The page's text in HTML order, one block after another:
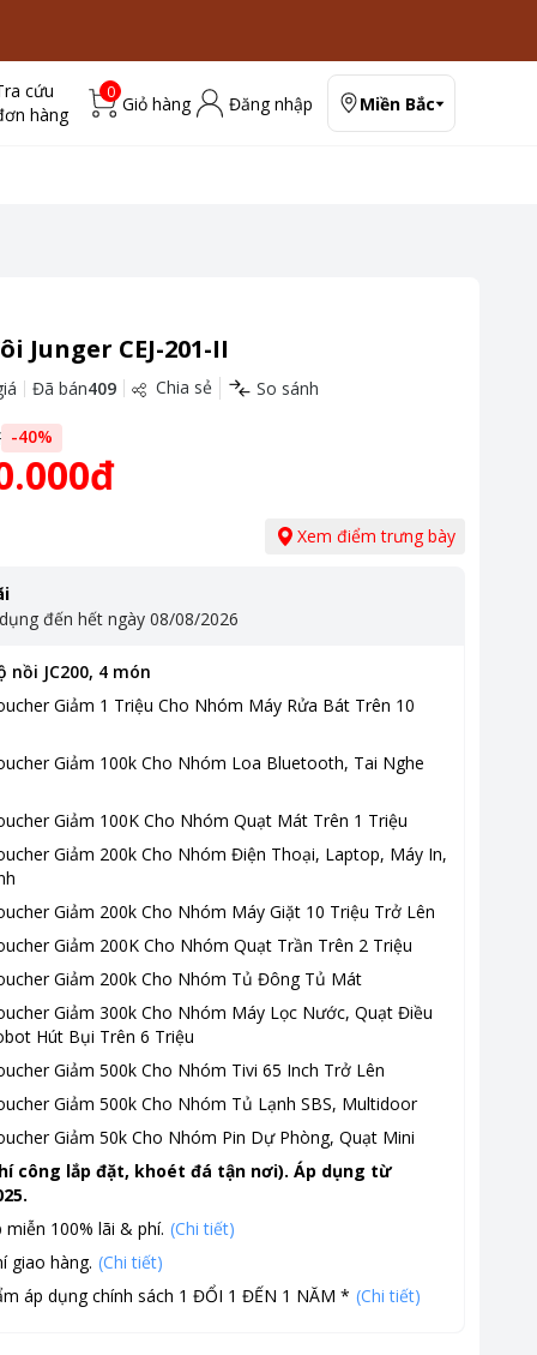
cứu
hàng
0
Giỏ hàng Đăng nhập Miền Bắc
Junger CEJ-201-II
Đã bán409 Chia sẻ So sánh
-40%
Xem điểm trưng bày
đến hết ngày 08/08/2026
nồi JC200, 4 món
Giảm 1 Triệu Cho Nhóm Máy Rửa Bát Trên 10
Giảm 100k Cho Nhóm Loa Bluetooth, Tai Nghe
Giảm 100K Cho Nhóm Quạt Mát Trên 1 Triệu
Giảm 200k Cho Nhóm Điện Thoại, Laptop, Máy In,
Giảm 200k Cho Nhóm Máy Giặt 10 Triệu Trở Lên
Giảm 200K Cho Nhóm Quạt Trần Trên 2 Triệu
Giảm 200k Cho Nhóm Tủ Đông Tủ Mát
Giảm 300k Cho Nhóm Máy Lọc Nước, Quạt Điều
Hút Bụi Trên 6 Triệu
Giảm 500k Cho Nhóm Tivi 65 Inch Trở Lên
Giảm 500k Cho Nhóm Tủ Lạnh SBS, Multidoor
Giảm 50k Cho Nhóm Pin Dự Phòng, Quạt Mini
công lắp đặt, khoét đá tận nơi). Áp dụng từ
miễn 100% lãi & phí. (Chi tiết)
giao hàng. (Chi tiết)
áp dụng chính sách 1 ĐỔI 1 ĐẾN 1 NĂM * (Chi tiết)